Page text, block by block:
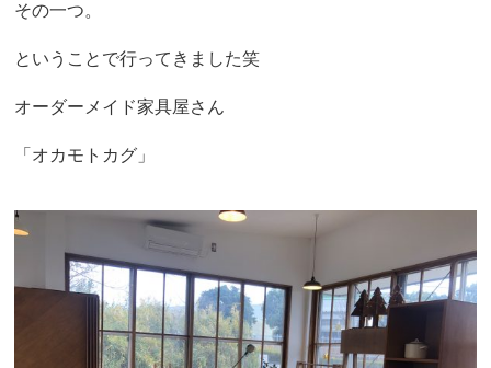
その一つ。
ということで行ってきました笑
オーダーメイド家具屋さん
「オカモトカグ」